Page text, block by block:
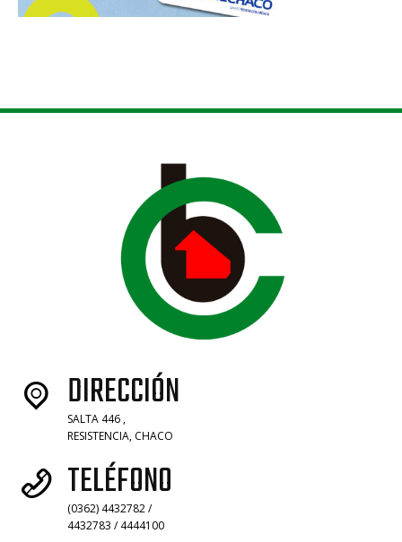
DIRECCIÓN
SALTA 446 ,
RESISTENCIA, CHACO
TELÉFONO
(0362) 4432782 /
4432783 / 4444100